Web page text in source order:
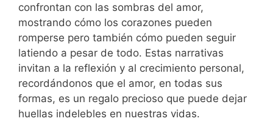
confrontan con las sombras del amor,
mostrando cómo los corazones pueden
romperse pero también cómo pueden seguir
latiendo a pesar de todo. Estas narrativas
invitan a la reflexión y al crecimiento personal,
recordándonos que el amor, en todas sus
formas, es un regalo precioso que puede dejar
huellas indelebles en nuestras vidas.